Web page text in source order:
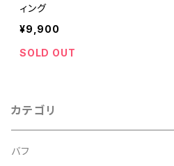
ィング
¥9,900
SOLD OUT
カテゴリ
バフ